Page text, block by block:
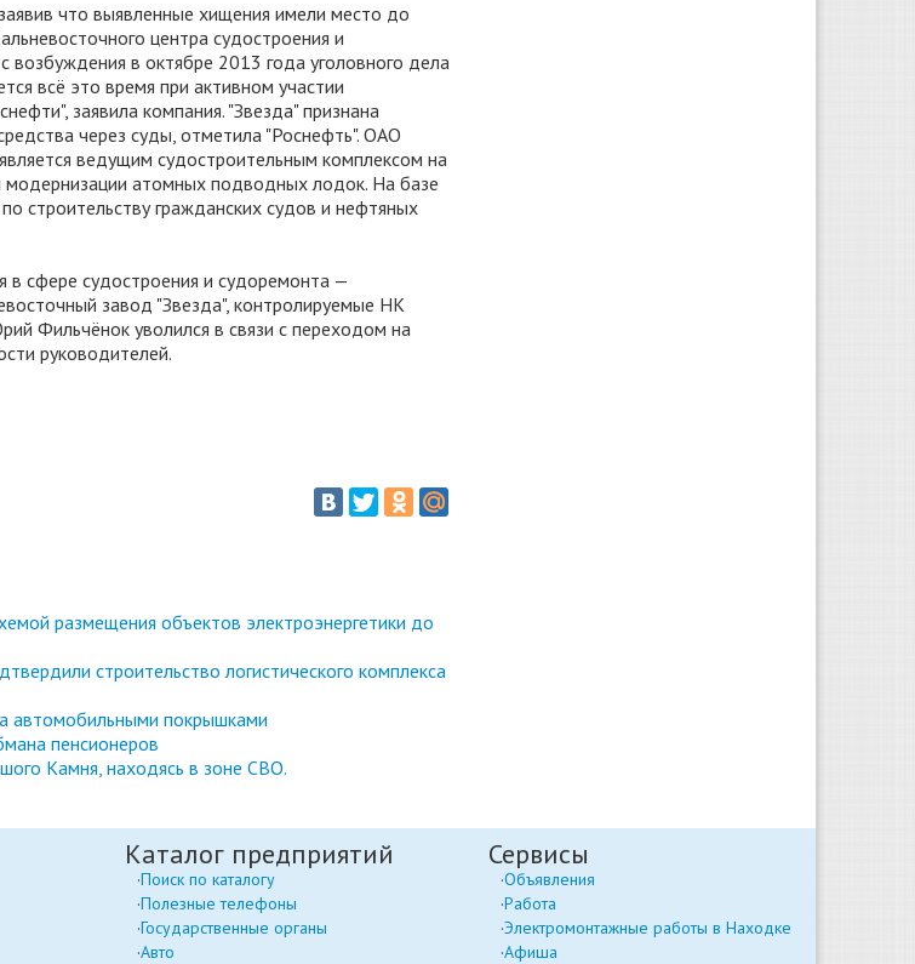
что выявленные хищения имели место до
центра судостроения и
в октябре 2013 года уголовного дела
всё это время при активном участии
заявила компания. "Звезда" признана
через суды, отметила "Роснефть". ОАО
ведущим судостроительным комплексом на
модернизации атомных подводных лодок. На базе
строительству гражданских судов и нефтяных
сфере судостроения и судоремонта —
завод "Звезда", контролируемые НК
Фильчёнок уволился в связи с переходом на
руководителей.
размещения объектов электроэнергетики до
строительство логистического комплекса
автомобильными покрышками
пенсионеров
Камня, находясь в зоне СВО.
Каталог предприятий
Поиск по каталогу
Полезные телефоны
Государственные органы
Авто
Сервисы
Объявления
Работа
Электромонтажные работы в Находке
Афиша